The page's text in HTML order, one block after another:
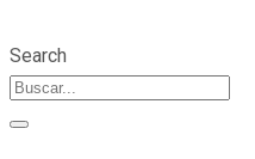
Search